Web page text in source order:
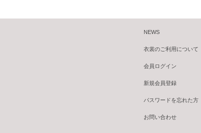
NEWS
衣裳のご利用について
会員ログイン
新規会員登録
パスワードを忘れた方
お問い合わせ